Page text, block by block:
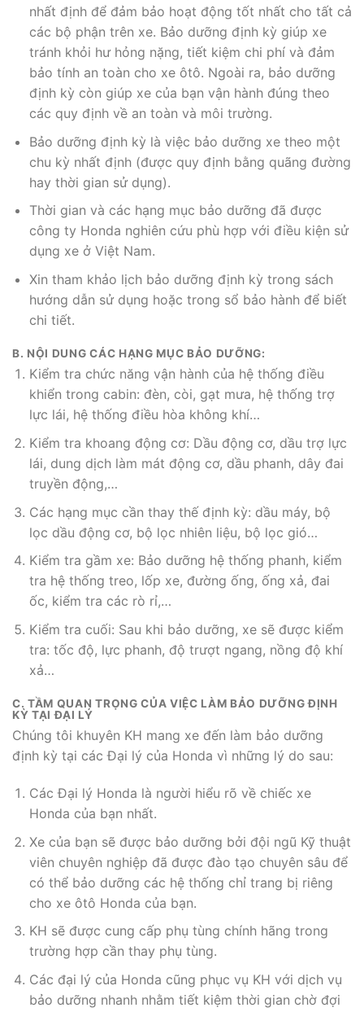
nhất định để đảm bảo hoạt động tốt nhất cho tất cả
các bộ phận trên xe. Bảo dưỡng định kỳ giúp xe
tránh khỏi hư hỏng nặng, tiết kiệm chi phí và đảm
bảo tính an toàn cho xe ôtô. Ngoài ra, bảo dưỡng
định kỳ còn giúp xe của bạn vận hành đúng theo
các quy định về an toàn và môi trường.
Bảo dưỡng định kỳ là việc bảo dưỡng xe theo một
chu kỳ nhất định (được quy định bằng quãng đường
hay thời gian sử dụng).
Thời gian và các hạng mục bảo dưỡng đã được
công ty Honda nghiên cứu phù hợp với điều kiện sử
dụng xe ở Việt Nam.
Xin tham khảo lịch bảo dưỡng định kỳ trong sách
hướng dẫn sử dụng hoặc trong sổ bảo hành để biết
chi tiết.
B. NỘI DUNG CÁC HẠNG MỤC BẢO DƯỠNG:
Kiểm tra chức năng vận hành của hệ thống điều
khiển trong cabin: đèn, còi, gạt mưa, hệ thống trợ
lực lái, hệ thống điều hòa không khí…
Kiểm tra khoang động cơ: Dầu động cơ, dầu trợ lực
lái, dung dịch làm mát động cơ, dầu phanh, dây đai
truyền động,…
Các hạng mục cần thay thế định kỳ: dầu máy, bộ
lọc dầu động cơ, bộ lọc nhiên liệu, bộ lọc gió…
Kiểm tra gầm xe: Bảo dưỡng hệ thống phanh, kiểm
tra hệ thống treo, lốp xe, đường ống, ống xả, đai
ốc, kiểm tra các rò rỉ,…
Kiểm tra cuối: Sau khi bảo dưỡng, xe sẽ được kiểm
tra: tốc độ, lực phanh, độ trượt ngang, nồng độ khí
xả…
C. TẦM QUAN TRỌNG CỦA VIỆC LÀM BẢO DƯỠNG ĐỊNH
KỲ TẠI ĐẠI LÝ
Chúng tôi khuyên KH mang xe đến làm bảo dưỡng
định kỳ tại các Đại lý của Honda vì những lý do sau:
Các Đại lý Honda là người hiểu rõ về chiếc xe
Honda của bạn nhất.
Xe của bạn sẽ được bảo dưỡng bởi đội ngũ Kỹ thuật
viên chuyên nghiệp đã được đào tạo chuyên sâu để
có thể bảo dưỡng các hệ thống chỉ trang bị riêng
cho xe ôtô Honda của bạn.
KH sẽ được cung cấp phụ tùng chính hãng trong
trường hợp cần thay phụ tùng.
Các đại lý của Honda cũng phục vụ KH với dịch vụ
bảo dưỡng nhanh nhằm tiết kiệm thời gian chờ đợi